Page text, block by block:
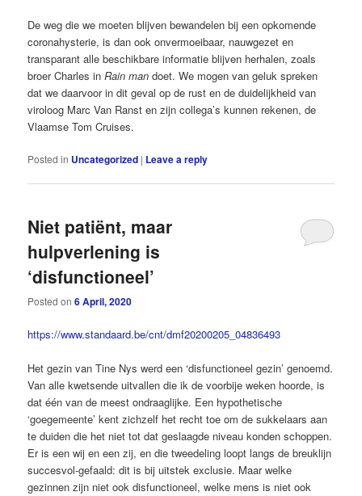
De weg die we moeten blijven bewandelen bij een opkomende
coronahysterie, is dan ook onvermoeibaar, nauwgezet en
transparant alle beschikbare informatie blijven herhalen, zoals
broer Charles in Rain man doet. We mogen van geluk spreken
dat we daarvoor in dit geval op de rust en de duidelijkheid van
viroloog Marc Van Ranst en zijn collega’s kunnen rekenen, de
Vlaamse Tom Cruises.
Posted in Uncategorized | Leave a reply
Niet patiënt, maar
hulpverlening is
‘disfunctioneel’
Posted on6 April, 2020
https://www.standaard.be/cnt/dmf20200205_04836493
Het gezin van Tine Nys werd een ‘disfunctioneel gezin’ genoemd.
Van alle kwetsende uitvallen die ik de voorbije weken hoorde, is
dat één van de meest ondraaglijke. Een hypothetische
‘goegemeente’ kent zichzelf het recht toe om de sukkelaars aan
te duiden die het niet tot dat geslaagde niveau konden schoppen.
Er is een wij en een zij, en die tweedeling loopt langs de breuklijn
succesvol-gefaald: dit is bij uitstek exclusie. Maar welke
gezinnen zijn niet ook disfunctioneel, welke mens is niet ook